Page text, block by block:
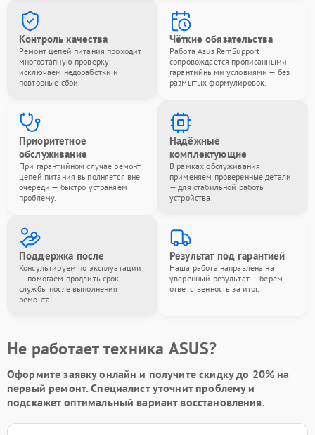
Контроль качества
Ремонт цепей питания проходит
многоэтапную проверку —
исключаем недоработки и
повторные сбои.
Чёткие обязательства
Работа Asus RemSupport
сопровождается прописанными
гарантийными условиями — без
размытых формулировок.
Приоритетное
обслуживание
При гарантийном случае ремонт
цепей питания выполняется вне
очереди — быстро устраняем
проблему.
Надёжные
комплектующие
В рамках обслуживания
применяем проверенные детали
— для стабильной работы
устройства.
Поддержка после
Консультируем по эксплуатации
— помогаем продлить срок
службы после выполнения
ремонта.
Результат под гарантией
Наша работа направлена на
уверенный результат — берём
ответственность за итог.
Не работает техника ASUS?
Оформите заявку онлайн и получитескидку до 20% на
первый ремонт. Специалист уточнит проблему и
подскажет оптимальный вариант восстановления.